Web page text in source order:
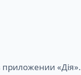
«Дія».